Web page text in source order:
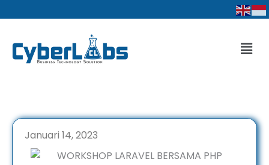
ke
Januari 14, 2023